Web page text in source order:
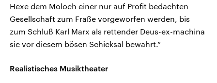
Hexe dem Moloch einer nur auf Profit bedachten
Gesellschaft zum Fraße vorgeworfen werden, bis
zum Schluß Karl Marx als rettender Deus-ex-machina
sie vor diesem bösen Schicksal bewahrt.“
Realistisches Musiktheater